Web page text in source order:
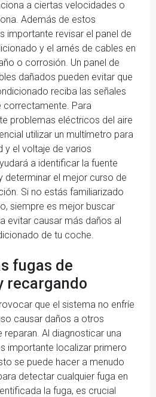
a ciertas velocidades o
Además de estos
importante revisar el panel de
y el arnés de cables en
o corrosión. Un panel de
dañados pueden evitar que
reciba las señales
correctamente. Para
problemas eléctricos del aire
utilizar un multímetro para
y el voltaje de varios
a identificar la fuente
determinar el mejor curso de
Si no estás familiarizado
siempre es mejor buscar
evitar causar más daños al
de tu coche.
fugas de
recargando
que el sistema no enfríe
causar daños a otros
Al diagnosticar una
importante localizar primero
se puede hacer a menudo
detectar cualquier fuga en
la fuga, es crucial